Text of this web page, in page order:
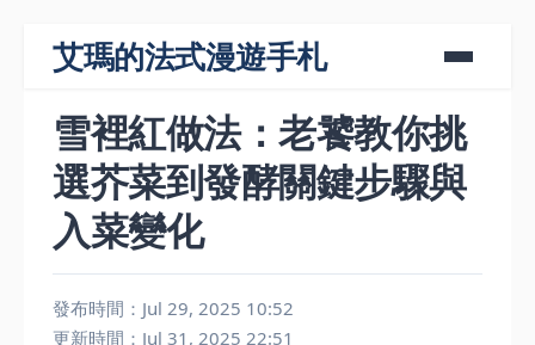
艾瑪的法式漫遊手札
雪裡紅做法：老饕教你挑
選芥菜到發酵關鍵步驟與
入菜變化
發布時間：Jul 29, 2025 10:52
更新時間：Jul 31, 2025 22:51